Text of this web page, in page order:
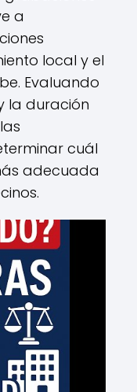
a
local y el
Evaluando
la duración
cuál
adecuada